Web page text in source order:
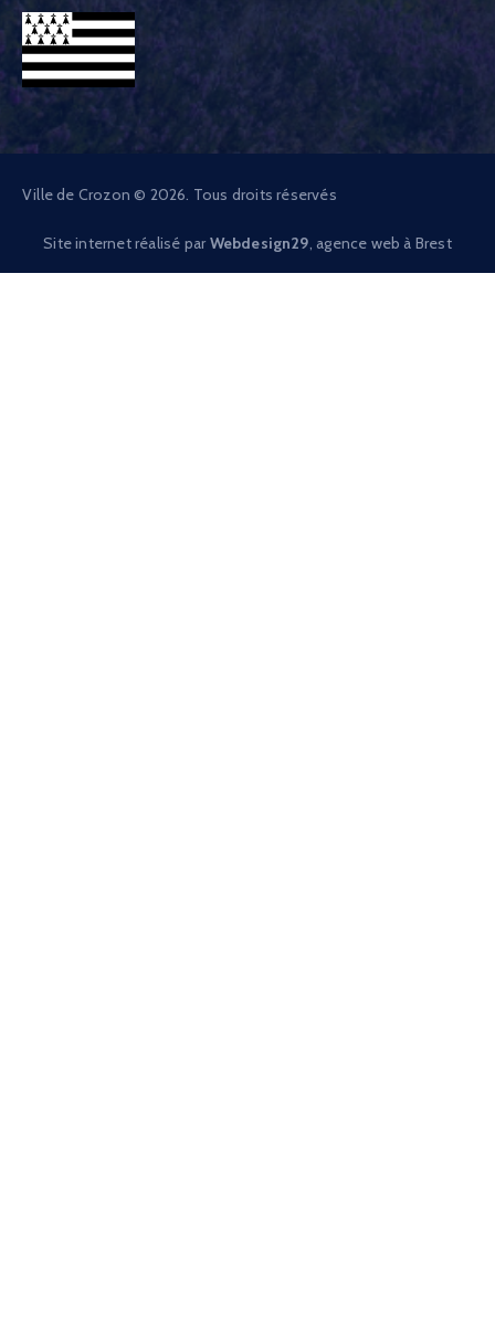
Ville de Crozon © 2026. Tous droits réservés
Site internet réalisé par Webdesign29 , agence web à Brest